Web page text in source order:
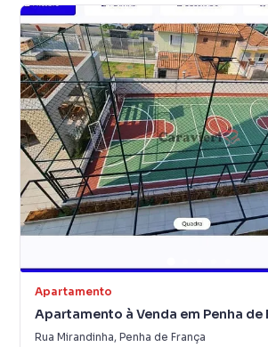
Apartamento
Apartamento à Venda em Penha de
Rua Mirandinha, Penha de França